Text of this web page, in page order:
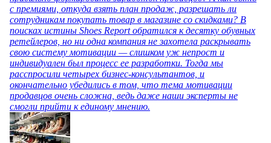
с премиями, откуда взять план продаж, разрешать ли
сотрудникам покупать товар в магазине со скидками? В
поисках истины Shoes Report обратился к десятку обувных
ретейлеров, но ни одна компания не захотела раскрывать
свою систему мотивации — слишком уж непрост и
индивидуален был процесс ее разработки. Тогда мы
расспросили четырех бизнес-консультантов, и
окончательно убедились в том, что тема мотивации
продавцов очень сложна, ведь даже наши эксперты не
смогли прийти к единому мнению.